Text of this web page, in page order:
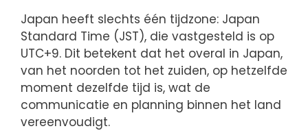
Japan heeft slechts één tijdzone: Japan
Standard Time (JST), die vastgesteld is op
UTC+9. Dit betekent dat het overal in Japan,
van het noorden tot het zuiden, op hetzelfde
moment dezelfde tijd is, wat de
communicatie en planning binnen het land
vereenvoudigt.